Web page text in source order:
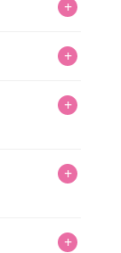
グッズコレ
種のキャラグ
+
テムを購 +
写真も、1枚
らに、10
入する編集
+
KOSが最終確
+
内に価格は+